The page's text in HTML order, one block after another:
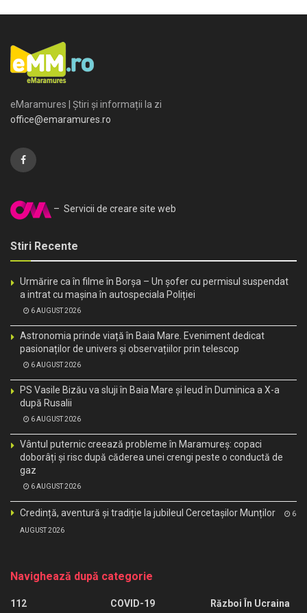
eMaramures | Știri și informații la zi
office@emaramures.ro
– Servicii de creare site web
Stiri Recente
Urmărire ca în filme în Borșa – Un șofer cu permisul suspendat
a intrat cu mașina în autospeciala Poliției
6 AUGUST 2026
Astronomia prinde viață în Baia Mare. Eveniment dedicat
pasionaților de univers și observațiilor prin telescop
6 AUGUST 2026
PS Vasile Bizău va sluji în Baia Mare și Ieud în Duminica a X-a
după Rusalii
6 AUGUST 2026
Vântul puternic creează probleme în Maramureș: copaci
doborâți și risc după căderea unei crengi peste o conductă de
gaz
6 AUGUST 2026
Credință, aventură și tradiție la jubileul Cercetașilor Munților 6
AUGUST 2026
Navighează după categorie
112
COVID-19
Război În Ucraina